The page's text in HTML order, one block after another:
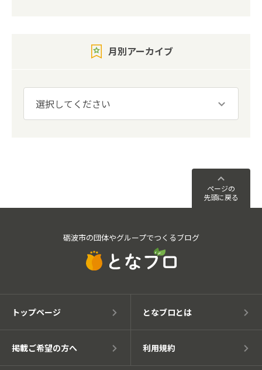
月別アーカイブ
ページの
先頭に戻る
砺波市の団体やグループでつくるブログ
トップページ となブロとは
掲載ご希望の方へ 利用規約